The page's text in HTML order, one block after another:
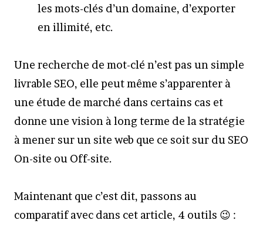
les mots-clés d’un domaine, d’exporter
en illimité, etc.
Une recherche de mot-clé n’est pas un simple
livrable SEO, elle peut même s’apparenter à
une étude de marché dans certains cas et
donne une vision à long terme de la stratégie
à mener sur un site web que ce soit sur du SEO
On-site ou Off-site.
Maintenant que c’est dit, passons au
comparatif avec dans cet article, 4 outils 😉 :